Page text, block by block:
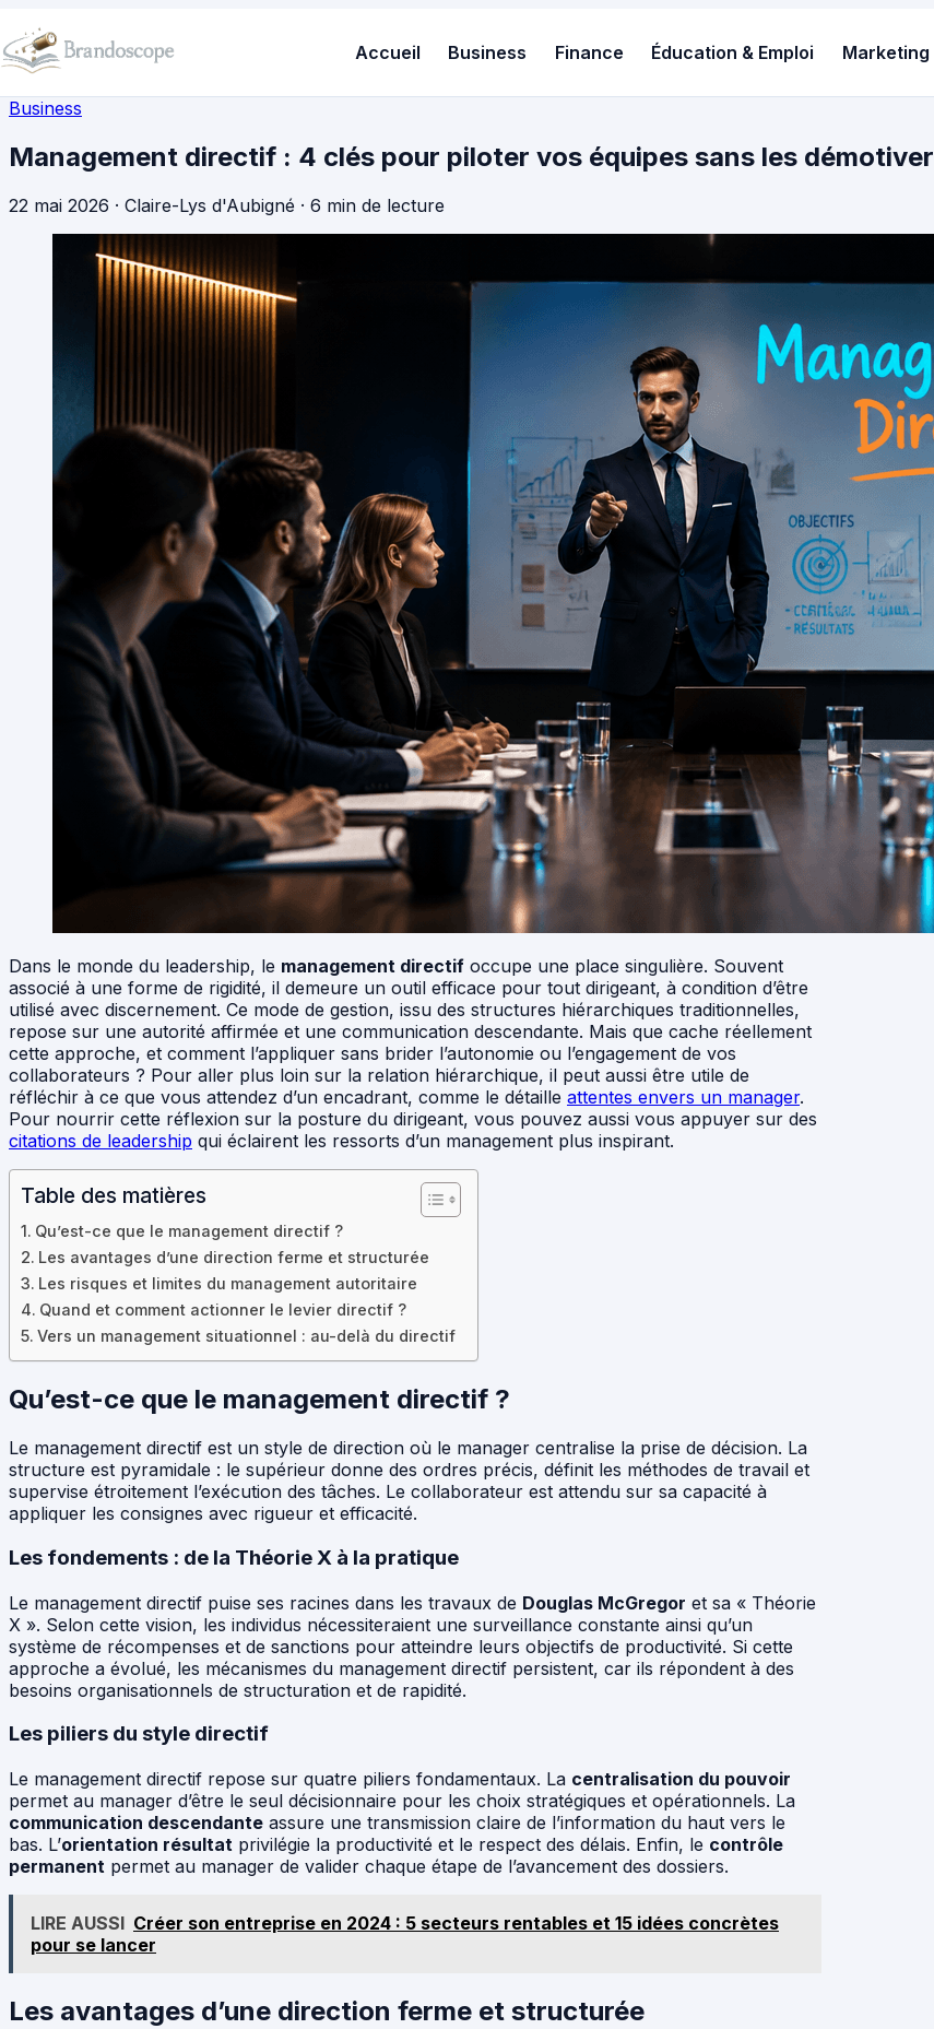
Accueil Business Finance Éducation & Emploi Marketing
Business
Management directif : 4 clés pour piloter vos équipes sans les démotiver
22 mai 2026 · Claire-Lys d'Aubigné · 6 min de lecture
Dans le monde du leadership, le management directif occupe une place singulière. Souvent
associé à une forme de rigidité, il demeure un outil efficace pour tout dirigeant, à condition d’être
utilisé avec discernement. Ce mode de gestion, issu des structures hiérarchiques traditionnelles,
repose sur une autorité affirmée et une communication descendante. Mais que cache réellement
cette approche, et comment l’appliquer sans brider l’autonomie ou l’engagement de vos
collaborateurs ? Pour aller plus loin sur la relation hiérarchique, il peut aussi être utile de
réfléchir à ce que vous attendez d’un encadrant, comme le détaille attentes envers un manager.
Pour nourrir cette réflexion sur la posture du dirigeant, vous pouvez aussi vous appuyer sur des
citations de leadership qui éclairent les ressorts d’un management plus inspirant.
Table des matières
Qu’est-ce que le management directif ?
Les avantages d’une direction ferme et structurée
Les risques et limites du management autoritaire
Quand et comment actionner le levier directif ?
Vers un management situationnel : au-delà du directif
Qu’est-ce que le management directif ?
Le management directif est un style de direction où le manager centralise la prise de décision. La
structure est pyramidale : le supérieur donne des ordres précis, définit les méthodes de travail et
supervise étroitement l’exécution des tâches. Le collaborateur est attendu sur sa capacité à
appliquer les consignes avec rigueur et efficacité.
Les fondements : de la Théorie X à la pratique
Le management directif puise ses racines dans les travaux de Douglas McGregor et sa « Théorie
X ». Selon cette vision, les individus nécessiteraient une surveillance constante ainsi qu’un
système de récompenses et de sanctions pour atteindre leurs objectifs de productivité. Si cette
approche a évolué, les mécanismes du management directif persistent, car ils répondent à des
besoins organisationnels de structuration et de rapidité.
Les piliers du style directif
Le management directif repose sur quatre piliers fondamentaux. La centralisation du pouvoir
permet au manager d’être le seul décisionnaire pour les choix stratégiques et opérationnels. La
communication descendante assure une transmission claire de l’information du haut vers le
bas. L’orientation résultat privilégie la productivité et le respect des délais. Enfin, le contrôle
permanent permet au manager de valider chaque étape de l’avancement des dossiers.
LIRE AUSSI Créer son entreprise en 2024 : 5 secteurs rentables et 15 idées concrètes
pour se lancer
Les avantages d’une direction ferme et structurée